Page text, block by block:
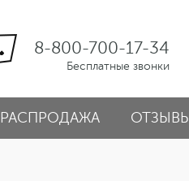
8-800-700-17-34
Бесплатные звонки
РАСПРОДАЖА ОТЗЫВЫ